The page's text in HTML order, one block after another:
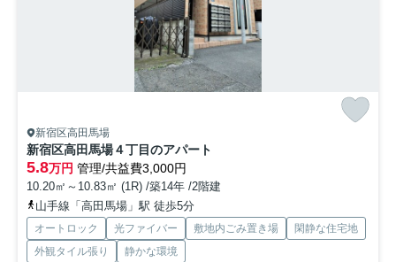
新宿区高田馬場
新宿区高田馬場４丁目のアパート
5.8万円 管理/共益費3,000円
10.20㎡～10.83㎡ (1R) /築14年 /2階建
山手線「高田馬場」駅 徒歩5分
オートロック 光ファイバー 敷地内ごみ置き場
閑静な住宅地
外観タイル張り
静かな環境